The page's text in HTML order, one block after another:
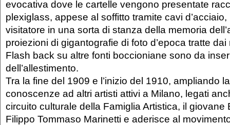
evocativa dove le cartelle vengono presentate
plexiglass, appese al soffitto tramite cavi
visitatore in una sorta di stanza della memoria
proiezioni di gigantografie di foto d’epoca tratte dai
Flash back su altre fonti boccioniane sono da
dell’allestimento.
Tra la fine del 1909 e l’inizio del 1910, ampliando
conoscenze ad altri artisti attivi a Milano, legati
circuito culturale della Famiglia Artistica, il giovane
Filippo Tommaso Marinetti e aderisce al